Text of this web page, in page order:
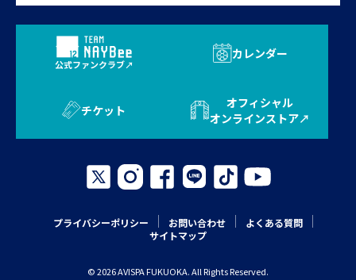
公式ファンクラブ
カレンダー
チケット
オフィシャル
オンラインストア
プライバシーポリシー お問い合わせ
よくある質問
サイトマップ
© 2026 AVISPA FUKUOKA. All Rights Reserved.